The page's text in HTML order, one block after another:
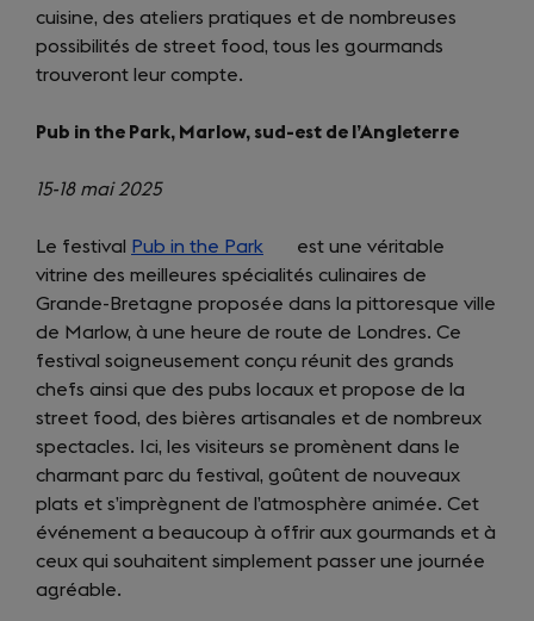
cuisine, des ateliers pratiques et de nombreuses
possibilités de street food, tous les gourmands
trouveront leur compte.
Pub in the Park, Marlow, sud-est de l’Angleterre
15-18 mai 2025
Le festival Pub in the Park (opens
in
a
new
tab)
est une véritable
vitrine des meilleures spécialités culinaires de
Grande-Bretagne proposée dans la pittoresque ville
de Marlow, à une heure de route de Londres. Ce
festival soigneusement conçu réunit des grands
chefs ainsi que des pubs locaux et propose de la
street food, des bières artisanales et de nombreux
spectacles. Ici, les visiteurs se promènent dans le
charmant parc du festival, goûtent de nouveaux
plats et s’imprègnent de l’atmosphère animée. Cet
événement a beaucoup à offrir aux gourmands et à
ceux qui souhaitent simplement passer une journée
agréable.